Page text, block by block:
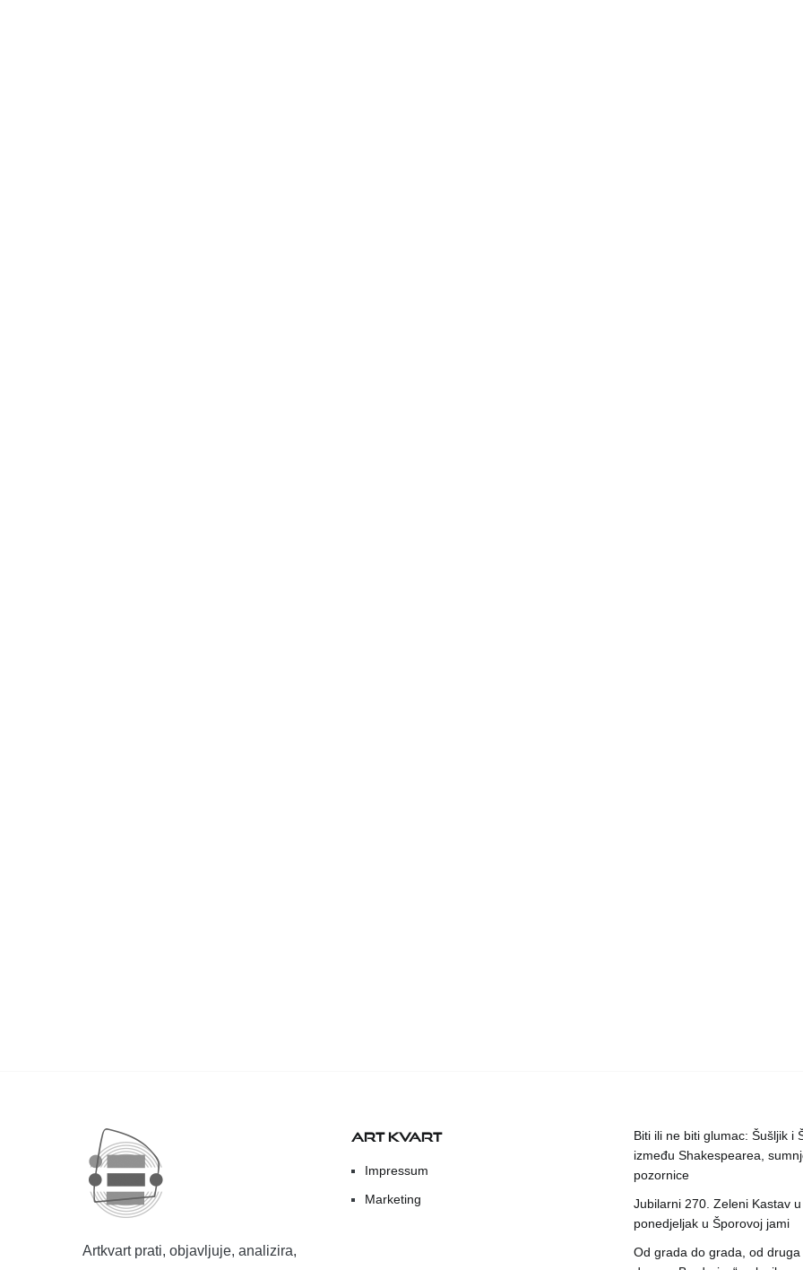
Artkvart prati, objavljuje, analizira,
ART KVART
Impressum
Marketing
Biti ili ne biti glumac: Šušljik i
između Shakespearea,
pozornice
Jubilarni 270. Zeleni Kastav u
ponedjeljak u Šporovoj jami
Od grada do grada, od druga